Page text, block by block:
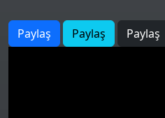
Paylaş Paylaş Paylaş